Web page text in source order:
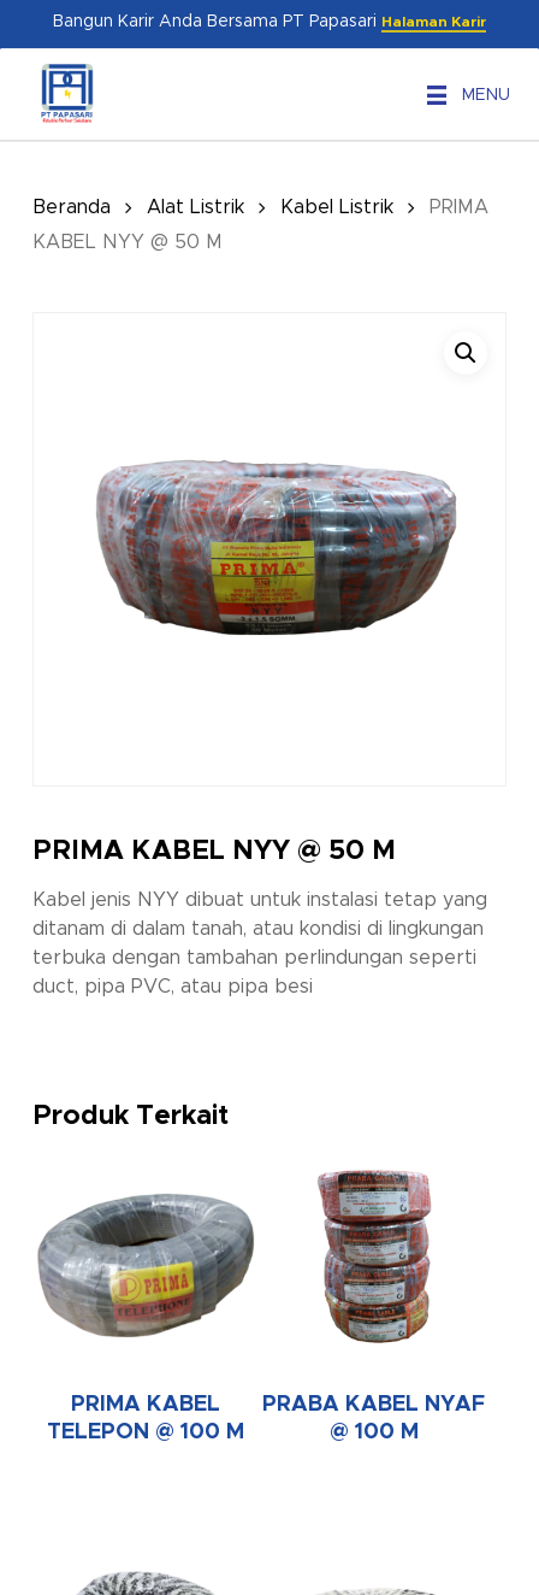
content
Bangun Karir Anda Bersama PT Papasari Halaman Karir
MENU
Beranda Alat Listrik Kabel Listrik
PRIMA
KABEL NYY @ 50 M
PRIMA KABEL NYY @ 50 M
Kabel jenis NYY dibuat untuk instalasi tetap yang
ditanam di dalam tanah, atau kondisi di lingkungan
terbuka dengan tambahan perlindungan seperti
duct, pipa PVC, atau pipa besi
Produk Terkait
PRIMA KABEL
TELEPON @ 100 M
PRABA KABEL NYAF
@ 100 M
Menu